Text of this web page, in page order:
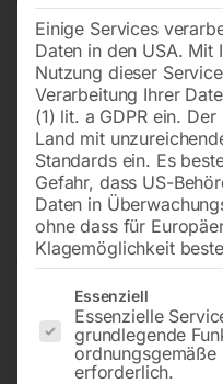
Plexiglas-
575x280x2 mm zu SB-
Einige Services
Daten in den USA. Mit
Nutzung dieser
Verarbeitung Ihrer
(1) lit. a GDPR ein.
Land mit
Standards ein. Es
Gefahr, dass US-
Daten in
ohne dass für
Klagemöglichkeit
Es folgt eine Liste der
Essenziell
Essenzielle
grundlegende
ordnungsgemäße
erforderlich.